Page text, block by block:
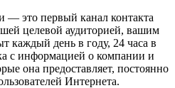
— это первый канал контакта
целевой аудиторией, вашим
каждый день в году, 24 часа в
с информацией о компании и
она предоставляет, постоянно
Интернета.